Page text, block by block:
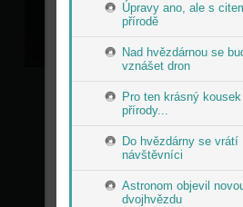
Úpravy ano, ale s
přírodě
Nad hvězdárnou se
vznášet dron
Pro ten krásný kousek
přírody...
Do hvězdárny se vrátí
návštěvníci
Astronom objevil
dvojhvězdu